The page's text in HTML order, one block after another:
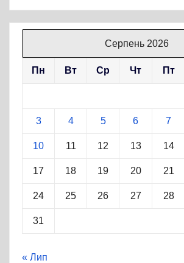
Серпень 2026
Пн Вт Ср Чт Пт
3 4 5 6 7
10 11 12 13 14
17 18 19 20 21
24 25 26 27 28
31
« Лип